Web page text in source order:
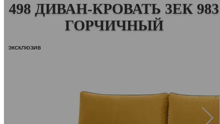
498 ДИВАН-КРОВАТЬ 3ЕК 983
ГОРЧИЧНЫЙ
эксклюзив